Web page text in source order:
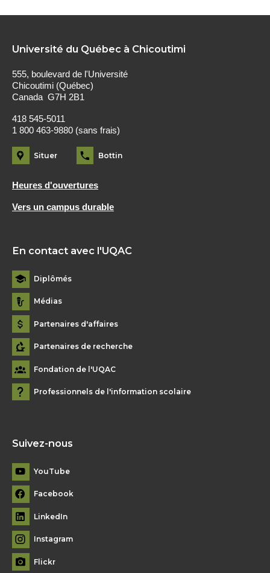
Université du Québec à Chicoutimi
555, boulevard de l'Université
Chicoutimi (Québec)
Canada G7H 2B1
418 545-5011
1 800 463-9880 (sans frais)
Situer Bottin
Heures d'ouvertures
Vers un campus durable
En contact avec l'UQAC
Diplômés
Médias
Partenaires d'affaires
Partenaires de recherche
Fondation de l'UQAC
Professionnels de l'information scolaire
Suivez-nous
YouTube
Facebook
LinkedIn
Instagram
Flickr